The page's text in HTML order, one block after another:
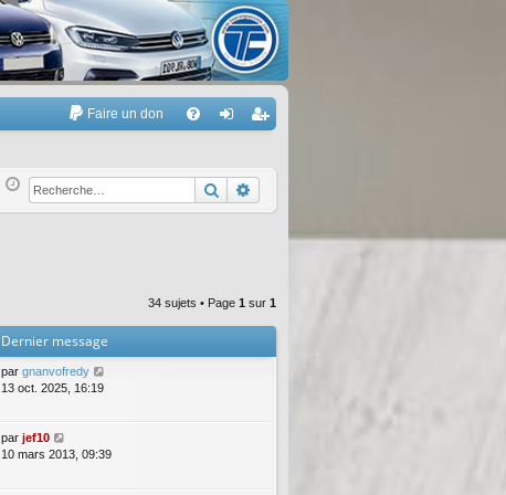
Faire un don
Q ne
xi
nr
eg
r
Rechercher
34 sujets • Page 1 sur 1
Dernier message
par gnanvofredy
13 oct. 2025, 16:19
par jef10
10 mars 2013, 09:39